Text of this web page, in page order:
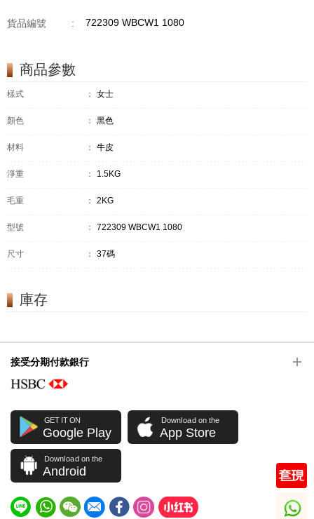
貨品編號 : 722309 WBCW1 1080
商品參數
樣式 ： 女士
顏色 ： 黑色
材料 ： 牛皮
淨重 ： 1.5KG
毛重 ： 2KG
型號 ： 722309 WBCW1 1080
尺寸 ： 37碼
庫存
接受分期付款銀行
GET IT ON
Google Play
Download on the
App Store
Download on the
Android